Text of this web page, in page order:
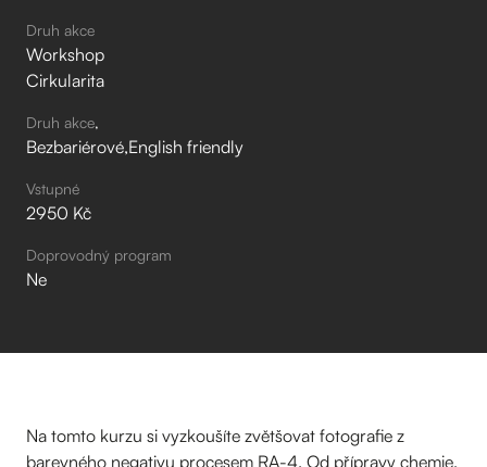
Druh akce
Workshop
Cirkularita
Druh akce
Bezbariérové English friendly
Vstupné
2950 Kč
Doprovodný program
Ne
Na tomto kurzu si vyzkoušíte zvětšovat fotografie z
barevného negativu procesem RA-4. Od přípravy chemie,